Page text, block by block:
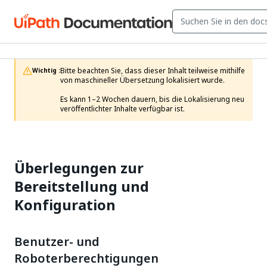
Wichtig :Bitte beachten Sie, dass dieser Inhalt teilweise mithilfe
von maschineller Übersetzung lokalisiert wurde.
Es kann 1–2 Wochen dauern, bis die Lokalisierung neu
veröffentlichter Inhalte verfügbar ist.
Überlegungen zur
Bereitstellung und
Konfiguration
Benutzer- und
Roboterberechtigungen